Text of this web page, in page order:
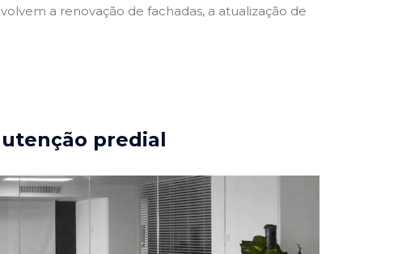
a renovação de fachadas, a atualização de
predial